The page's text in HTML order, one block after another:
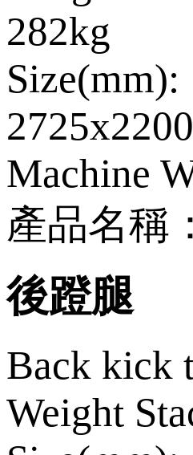
282kg
Size(mm):
Machine
產品名稱：
後蹬腿
Back kick
Weight